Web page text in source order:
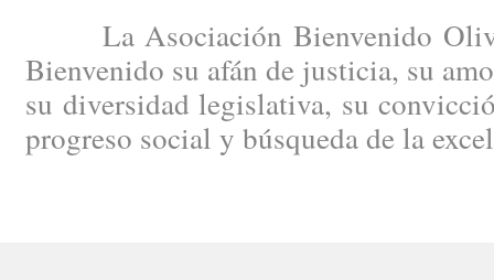
La Asociación Bienvenido
Bienvenido su afán de justicia, su
su diversidad legislativa, su
progreso social y búsqueda de la